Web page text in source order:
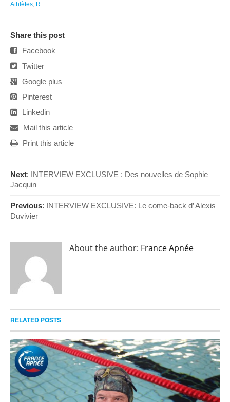
Athlètes, R
Share this post
Facebook
Twitter
Google plus
Pinterest
Linkedin
Mail this article
Print this article
Next: INTERVIEW EXCLUSIVE : Des nouvelles de Sophie
Jacquin
Previous: INTERVIEW EXCLUSIVE: Le come-back d’ Alexis
Duvivier
About the author: France Apnée
RELATED POSTS